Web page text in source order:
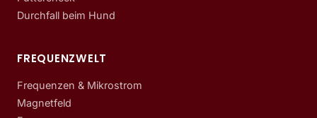
Durchfall beim Hund
FREQUENZWELT
Frequenzen & Mikrostrom
Magnetfeld